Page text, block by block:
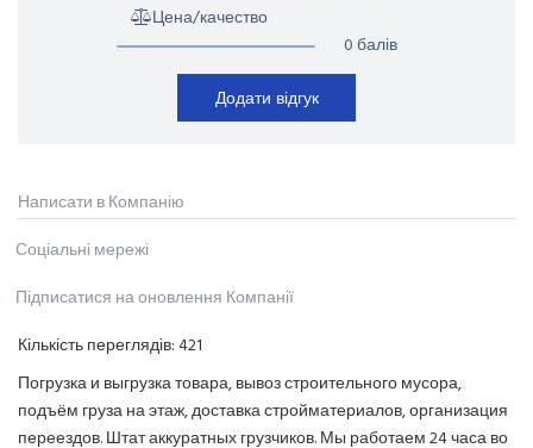
Цена/качество
0 балів
Додати відгук
Написати в Компанію
Соціальні мережі
Підписатися на оновлення Компанії
Кількість переглядів:421
Погрузка и выгрузка товара, вывоз строительного мусора,
подъём груза на этаж, доставка стройматериалов, организация
переездов. Штат аккуратных грузчиков. Мы работаем 24 часа во